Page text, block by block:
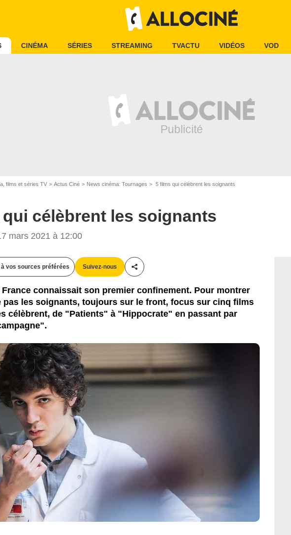
CINÉMA SÉRIES STREAMING TVACTU VIDÉOS VOD
films et séries TV Actus Ciné News cinéma: Tournages 5 films qui célèbrent les soignants
célèbrent les soignants
mars 2021 à 12:00
vos sources préférées Suivez-nous
Partager cet article
France connaissait son premier confinement. Pour montrer
pas les soignants, toujours sur le front, focus sur cinq films
célèbrent, de "Patients" à "Hippocrate" en passant par